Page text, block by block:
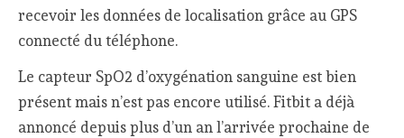
recevoir les données de localisation grâce au GPS
connecté du téléphone.
Le capteur SpO2 d’oxygénation sanguine est bien
présent mais n’est pas encore utilisé. Fitbit a déjà
annoncé depuis plus d’un an l’arrivée prochaine de